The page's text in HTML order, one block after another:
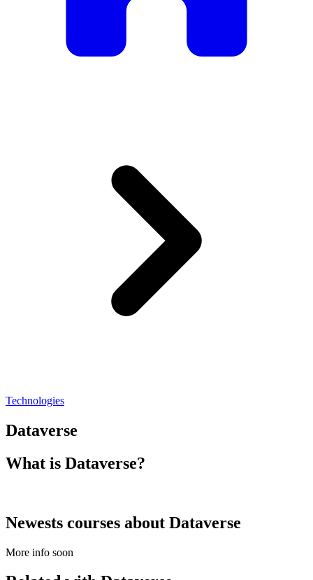
Technologies
Dataverse
What is Dataverse?
Newests courses about Dataverse
More info soon